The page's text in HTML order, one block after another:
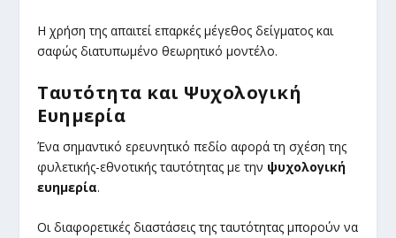
Η χρήση της απαιτεί επαρκές μέγεθος δείγματος και
σαφώς διατυπωμένο θεωρητικό μοντέλο.
Ταυτότητα και Ψυχολογική
Ευημερία
Ένα σημαντικό ερευνητικό πεδίο αφορά τη σχέση της
φυλετικής-εθνοτικής ταυτότητας με την ψυχολογική
ευημερία.
Οι διαφορετικές διαστάσεις της ταυτότητας μπορούν να